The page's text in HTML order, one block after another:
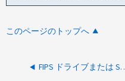
このページのトップへ
FIPS ドライブまたは